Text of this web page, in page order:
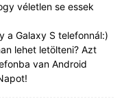
véletlen se essek
a Galaxy S telefonnál:)
lehet letölteni? Azt
van Android